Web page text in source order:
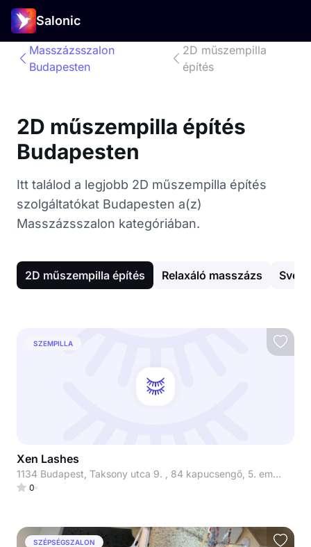
Salonic
Masszázsszalon
Budapesten
2D műszempilla
építés
2D műszempilla építés
Budapesten
Itt találod a legjobb 2D műszempilla építés
szolgáltatókat Budapesten a(z)
Masszázsszalon kategóriában.
2D műszempilla építés Relaxáló masszázs
SZEMPILLA
Xen Lashes
1134 Budapest, Taksony utca 9. , 84 kapucsengő, 5. emelet 510-es lakás
0
SZÉPSÉGSZALON